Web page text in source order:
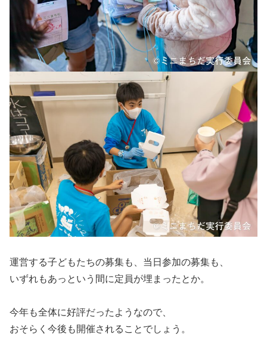
運営する子どもたちの募集も、当日参加の募集も、
いずれもあっという間に定員が埋まったとか。
今年も全体に好評だったようなので、
おそらく今後も開催されることでしょう。